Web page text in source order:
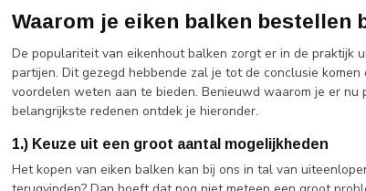
Waarom je eiken balken bestellen
De populariteit van eikenhout balken zorgt er in de praktijk
partijen. Dit gezegd hebbende zal je tot de conclusie
voordelen weten aan te bieden. Benieuwd waarom je er
belangrijkste redenen ontdek je hieronder.
1.) Keuze uit een groot aantal mogelijkheden
Het kopen van eiken balken kan bij ons in tal van